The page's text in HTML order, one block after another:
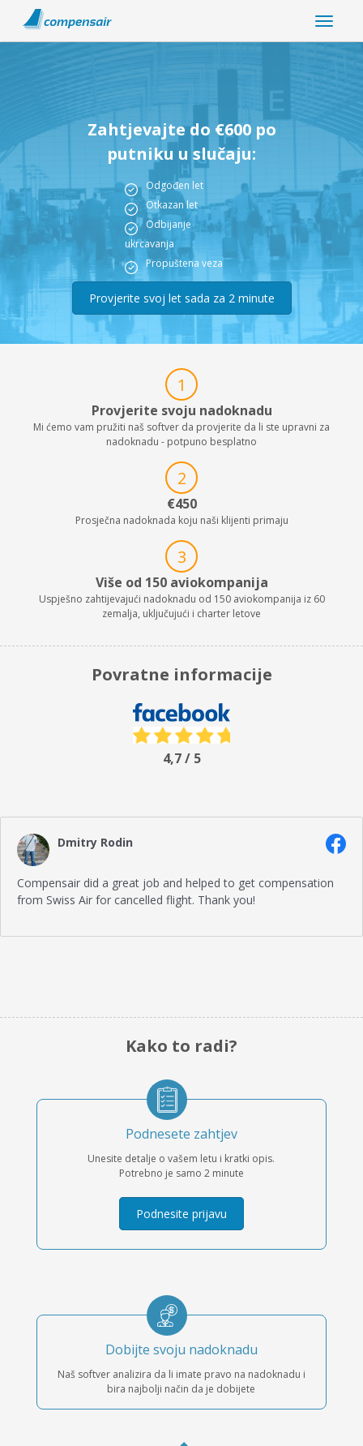
Zahtjevajte do €600 po
putniku u slučaju:
Odgođen let
Otkazan let
Odbijanje
ukrcavanja
Propuštena veza
Provjerite svoj let sada za 2 minute
1
Provjerite svoju nadoknadu
Mi ćemo vam pružiti naš softver da provjerite da li ste upravni za
nadoknadu - potpuno besplatno
2
€450
Prosječna nadoknada koju naši klijenti primaju
3
Više od 150 aviokompanija
Uspješno zahtijevajući nadoknadu od 150 aviokompanija iz 60
zemalja, uključujući i charter letove
Povratne informacije
4,7 / 5
Dmitry Rodin
Compensair did a great job and helped to get compensation
from Swiss Air for cancelled flight. Thank you!
Kako to radi?
Podnesete zahtjev
Unesite detalje o vašem letu i kratki opis.
Potrebno je samo 2 minute
Podnesite prijavu
Dobijte svoju nadoknadu
Naš softver analizira da li imate pravo na nadoknadu i
bira najbolji način da je dobijete